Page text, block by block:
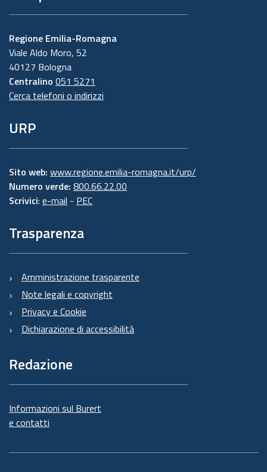
Regione Emilia-Romagna
Viale Aldo Moro, 52
40127 Bologna
Centralino 051 5271
Cerca telefoni o indirizzi
URP
Sito web: www.regione.emilia-romagna.it/urp/
Numero verde: 800.66.22.00
Scrivici: e-mail - PEC
Trasparenza
Amministrazione trasparente
Note legali e copyright
Privacy e Cookie
Dichiarazione di accessibilità
Redazione
Informazioni sul Burert
e contatti